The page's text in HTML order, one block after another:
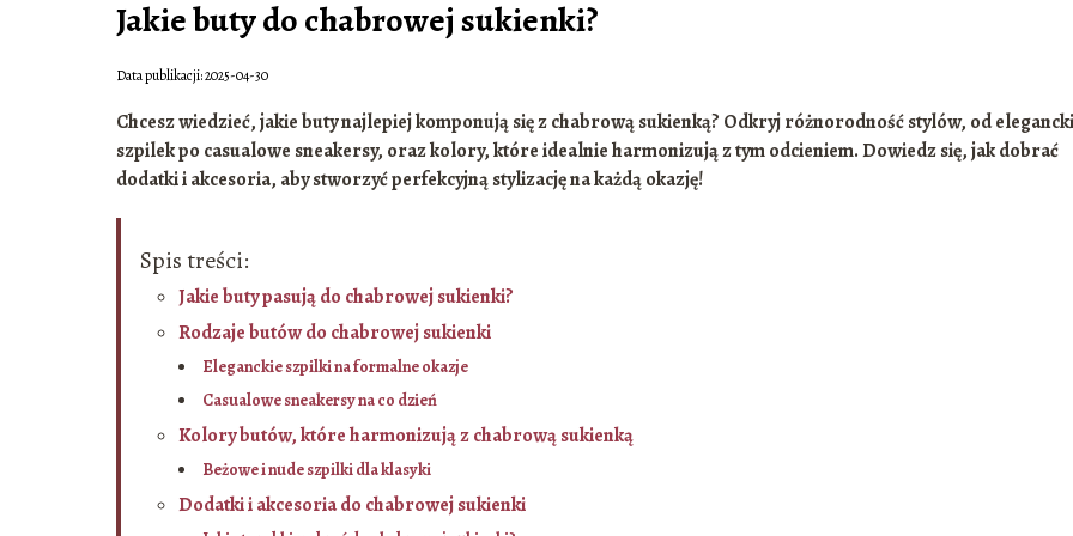
Jakie buty do chabrowej sukienki?
Data publikacji: 2025-04-30
Chcesz wiedzieć, jakie buty najlepiej komponują się z chabrową sukienką? Odkryj różnorodność stylów, od
szpilek po casualowe sneakersy, oraz kolory, które idealnie harmonizują z tym odcieniem. Dowiedz się, jak dobrać
dodatki i akcesoria, aby stworzyć perfekcyjną stylizację na każdą okazję!
Spis treści:
Jakie buty pasują do chabrowej sukienki?
Rodzaje butów do chabrowej sukienki
Eleganckie szpilki na formalne okazje
Casualowe sneakersy na co dzień
Kolory butów, które harmonizują z chabrową sukienką
Beżowe i nude szpilki dla klasyki
Dodatki i akcesoria do chabrowej sukienki